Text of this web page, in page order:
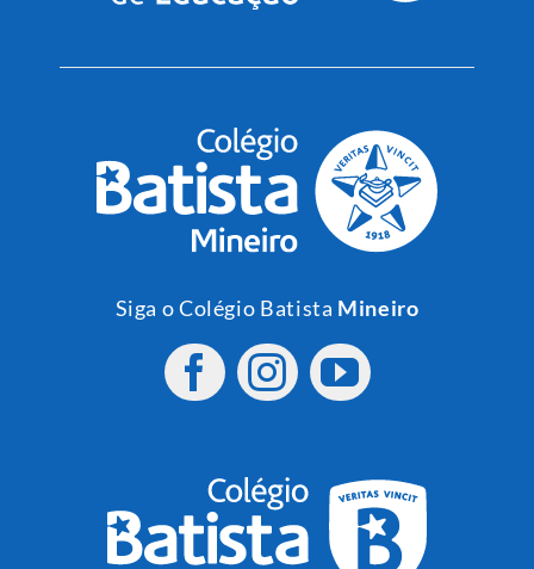
Siga o Colégio Batista Mineiro